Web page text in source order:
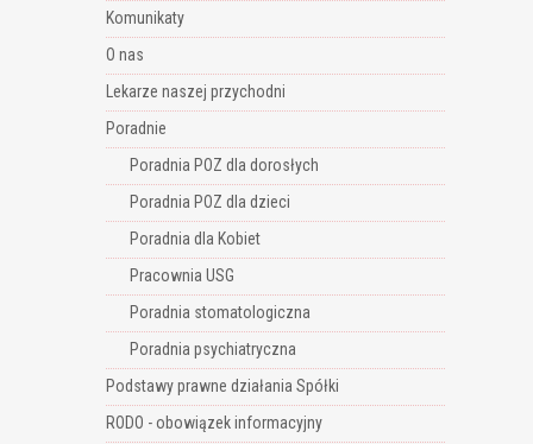
Komunikaty
O nas
Lekarze naszej przychodni
Poradnie
Poradnia POZ dla dorosłych
Poradnia POZ dla dzieci
Poradnia dla Kobiet
Pracownia USG
Poradnia stomatologiczna
Poradnia psychiatryczna
Podstawy prawne działania Spółki
RODO - obowiązek informacyjny